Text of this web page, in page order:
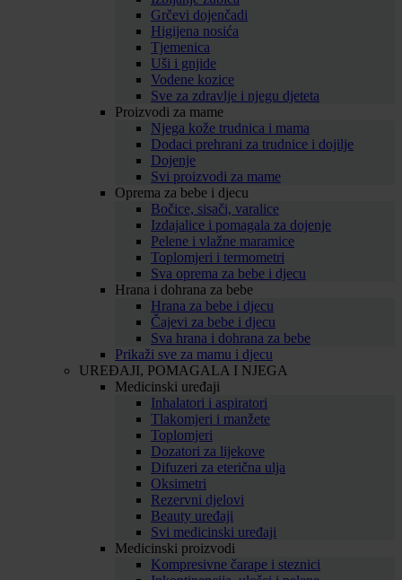
Grčevi dojenčadi
Higijena nosića
Tjemenica
Uši i gnjide
Vodene kozice
Sve za zdravlje i njegu djeteta
Proizvodi za mame
Njega kože trudnica i mama
Dodaci prehrani za trudnice i dojilje
Dojenje
Svi proizvodi za mame
Oprema za bebe i djecu
Bočice, sisači, varalice
Izdajalice i pomagala za dojenje
Pelene i vlažne maramice
Toplomjeri i termometri
Sva oprema za bebe i djecu
Hrana i dohrana za bebe
Hrana za bebe i djecu
Čajevi za bebe i djecu
Sva hrana i dohrana za bebe
Prikaži sve za mamu i djecu
UREĐAJI, POMAGALA I NJEGA
Medicinski uređaji
Inhalatori i aspiratori
Tlakomjeri i manžete
Toplomjeri
Dozatori za lijekove
Difuzeri za eterična ulja
Oksimetri
Rezervni djelovi
Beauty uređaji
Svi medicinski uređaji
Medicinski proizvodi
Kompresivne čarape i steznici